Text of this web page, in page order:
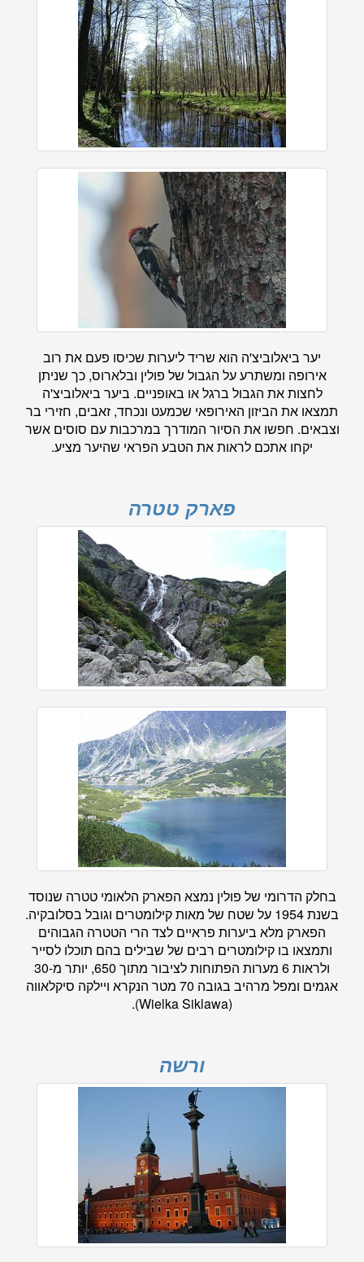
יער ביאלוביצ'ה הוא שריד ליערות שכיסו פעם את רוב
אירופה ומשתרע על הגבול של פולין ובלארוס, כך שניתן
לחצות את הגבול ברגל או באופניים. ביער ביאלוביצ'ה
תמצאו את הביזון האירופאי שכמעט ונכחד, זאבים, חזירי בר
וצבאים. חפשו את הסיור המודרך במרכבות עם סוסים אשר
יקחו אתכם לראות את הטבע הפראי שהיער מציע.
פארק טטרה
בחלק הדרומי של פולין נמצא הפארק הלאומי טטרה שנוסד
בשנת 1954 על שטח של מאות קילומטרים וגובל בסלובקיה.
הפארק מלא ביערות פראיים לצד הרי הטטרה הגבוהים
ותמצאו בו קילומטרים רבים של שבילים בהם תוכלו לסייר
ולראות 6 מערות הפתוחות לציבור מתוך 650, יותר מ-30
אגמים ומפל מרהיב בגובה 70 מטר הנקרא ויילקה סיקלאווה
(Wielka Siklawa).
ורשה